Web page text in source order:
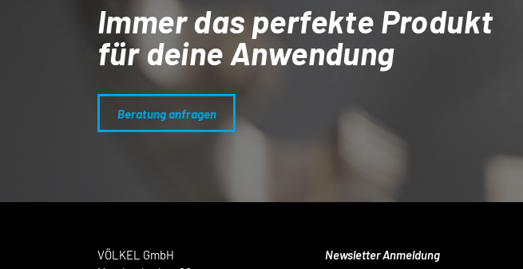
Immer das perfekte Produkt
für deine Anwendung
Beratung anfragen
VÖLKEL GmbH
Newsletter Anmeldung